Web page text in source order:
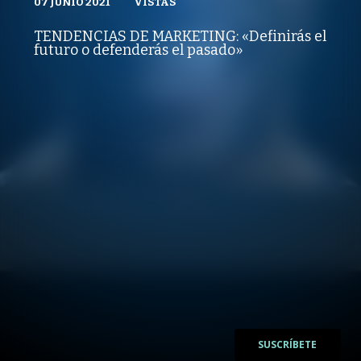
PUBLICADO REPRODUCCIONES
TENDENCIAS DE MARKETING: «Definirás el
futuro o defenderás el pasado»
SUSCRÍBETE
VISTAS